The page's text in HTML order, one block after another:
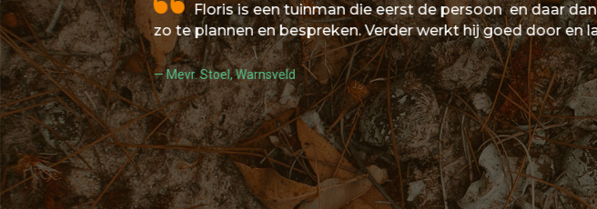
Floris is een tuinman die eerst de persoon en daar dan
zo te plannen en bespreken. Verder werkt hij goed door en laat
Mevr. Stoel, Warnsveld